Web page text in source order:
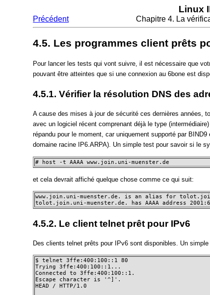
Linux
Précédent Chapitre 4. La
4.5. Les programmes client prêts
Pour lancer les tests qui vont suivre, il est nécessaire que
pouvant être atteintes que si une connexion au 6bone est
4.5.1. Vérifier la résolution DNS des
A cause des mises à jour de sécurité ces dernières années,
avec un logiciel récent comprenant déjà le type
répandu pour le moment, car uniquement supporté par
domaine racine IP6.ARPA). Un simple test pour savoir si le
# host -t AAAA www.join.uni-muenster.de
et cela devrait affiché quelque chose comme ce qui suit:
www.join.uni-muenster.de. is an alias for
tolot.join.uni-muenster.de. has AAAA address
4.5.2. Le client telnet prêt pour IPv6
Des clients telnet prêts pour IPv6 sont disponibles. Un
$ telnet 3ffe:400:100::1 80
Trying 3ffe:400:100::1...
Connected to 3ffe:400:100::1.
Escape character is '^]'.
HEAD / HTTP/1.0